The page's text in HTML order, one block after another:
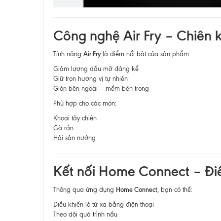
Công nghệ Air Fry – Chiên
Tính năng Air Frylà điểm nổi bật của sản phẩm:
Giảm lượng dầu mỡ đáng kể
Giữ trọn hương vị tự nhiên
Giòn bên ngoài – mềm bên trong
Phù hợp cho các món:
Khoai tây chiên
Gà rán
Hải sản nướng
Kết nối Home Connect –
Thông qua ứng dụng Home Connect, bạn có thể:
Điều khiển lò từ xa bằng điện thoại
Theo dõi quá trình nấu